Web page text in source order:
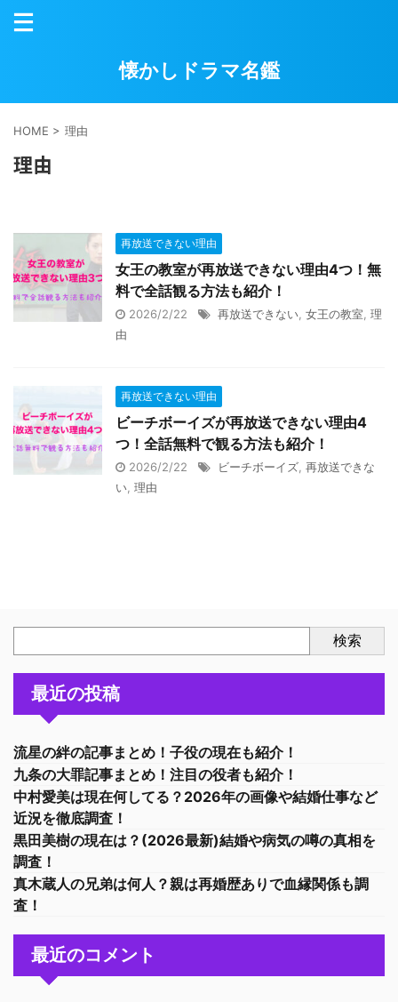
懐かしドラマ名鑑
HOME > 理由
理由
再放送できない理由
女王の教室が再放送できない理由4つ！無
料で全話観る方法も紹介！
2026/2/22 再放送できない 女王の教室 理
由
再放送できない理由
ビーチボーイズが再放送できない理由4
つ！全話無料で観る方法も紹介！
2026/2/22 ビーチボーイズ 再放送できな
い 理由
検索
最近の投稿
流星の絆の記事まとめ！子役の現在も紹介！
九条の大罪記事まとめ！注目の役者も紹介！
中村愛美は現在何してる？2026年の画像や結婚仕事など
近況を徹底調査！
黒田美樹の現在は？(2026最新)結婚や病気の噂の真相を
調査！
真木蔵人の兄弟は何人？親は再婚歴ありで血縁関係も調
査！
最近のコメント